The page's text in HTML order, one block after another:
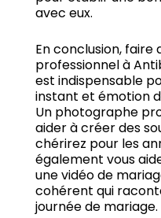
avec eux.
En conclusion,
professionnel à
est indispensable
instant et émotion
Un photographe
aider à créer des
chérirez pour les
également vous
une vidéo de
cohérent qui
journée de mariage.